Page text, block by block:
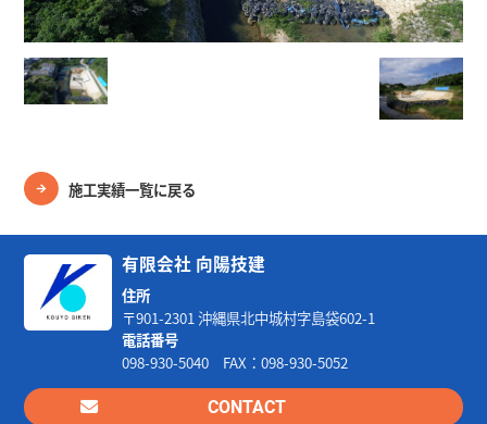
施工実績一覧に戻る
有限会社 向陽技建
住所
〒901-2301 沖縄県北中城村字島袋602-1
電話番号
098-930-5040 FAX：098-930-5052
CONTACT